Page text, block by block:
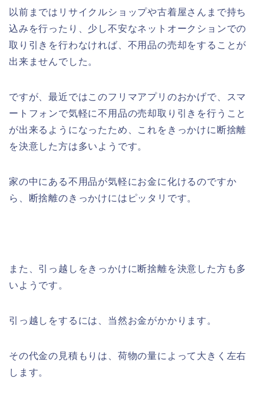
以前まではリサイクルショップや古着屋さんまで持ち
込みを行ったり、少し不安なネットオークションでの
取り引きを行わなければ、不用品の売却をすることが
出来ませんでした。
ですが、最近ではこのフリマアプリのおかげで、スマ
ートフォンで気軽に不用品の売却取り引きを行うこと
が出来るようになったため、これをきっかけに断捨離
を決意した方は多いようです。
家の中にある不用品が気軽にお金に化けるのですか
ら、断捨離のきっかけにはピッタリです。
また、引っ越しをきっかけに断捨離を決意した方も多
いようです。
引っ越しをするには、当然お金がかかります。
その代金の見積もりは、荷物の量によって大きく左右
します。